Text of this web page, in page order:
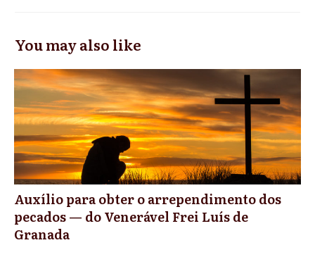
You may also like
Auxílio para obter o arrependimento dos
pecados — do Venerável Frei Luís de
Granada